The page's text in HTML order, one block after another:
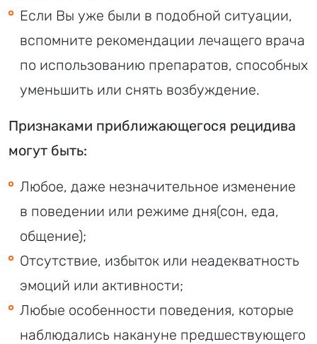
Если Вы уже были в подобной ситуации,
вспомните рекомендации лечащего врача
по использованию препаратов, способных
уменьшить или снять возбуждение.
Признаками приближающегося рецидива
могут быть:
Любое, даже незначительное изменение
в поведении или режиме дня(сон, еда,
общение);
Отсутствие, избыток или неадекватность
эмоций или активности;
Любые особенности поведения, которые
наблюдались накануне предшествующего